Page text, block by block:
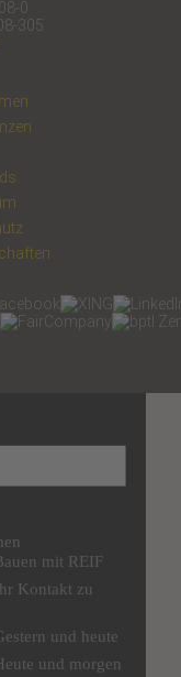
0
305
mit REIF
Kontakt zu
und heute
und morgen